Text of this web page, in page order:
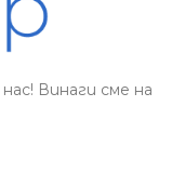
Винаги сме на